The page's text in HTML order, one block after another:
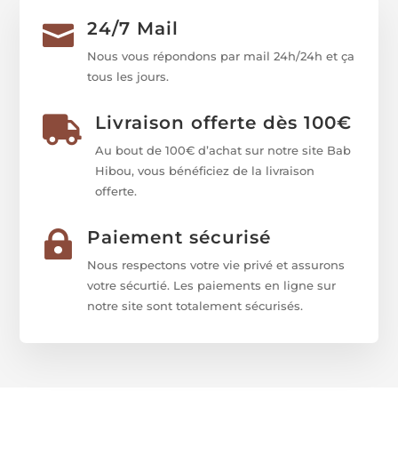
 24/7 Mail
Nous vous répondons par mail 24h/24h et ça
tous les jours.
 Livraison offerte dès 100€
Au bout de 100€ d’achat sur notre site Bab
Hibou, vous bénéficiez de la livraison
offerte.
 Paiement sécurisé
Nous respectons votre vie privé et assurons
votre sécurtié. Les paiements en ligne sur
notre site sont totalement sécurisés.